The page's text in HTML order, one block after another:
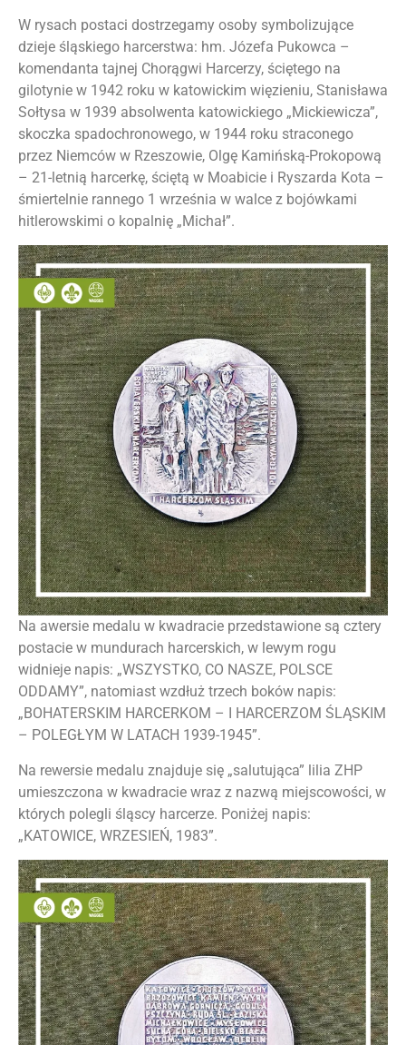
W rysach postaci dostrzegamy osoby symbolizujące
dzieje śląskiego harcerstwa: hm. Józefa Pukowca –
komendanta tajnej Chorągwi Harcerzy, ściętego na
gilotynie w 1942 roku w katowickim więzieniu, Stanisława
Sołtysa w 1939 absolwenta katowickiego „Mickiewicza”,
skoczka spadochronowego, w 1944 roku straconego
przez Niemców w Rzeszowie, Olgę Kamińską-Prokopową
– 21-letnią harcerkę, ściętą w Moabicie i Ryszarda Kota –
śmiertelnie rannego 1 września w walce z bojówkami
hitlerowskimi o kopalnię „Michał”.
Na awersie medalu w kwadracie przedstawione są cztery
postacie w mundurach harcerskich, w lewym rogu
widnieje napis: „WSZYSTKO, CO NASZE, POLSCE
ODDAMY”, natomiast wzdłuż trzech boków napis:
„BOHATERSKIM HARCERKOM – I HARCERZOM ŚLĄSKIM
– POLEGŁYM W LATACH 1939-1945”.
Na rewersie medalu znajduje się „salutująca” lilia ZHP
umieszczona w kwadracie wraz z nazwą miejscowości, w
których polegli śląscy harcerze. Poniżej napis:
„KATOWICE, WRZESIEŃ, 1983”.